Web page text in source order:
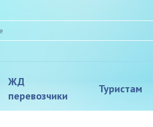
ЖД
перевозчики
Туристам